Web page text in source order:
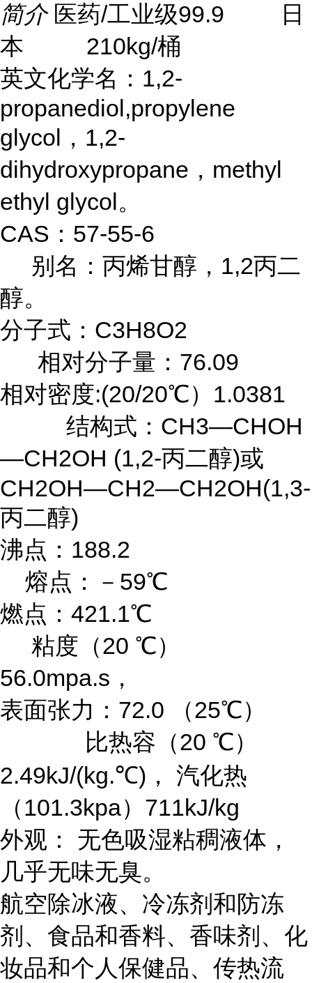
简介 医药/工业级99.9 日
本 210kg/桶
英文化学名：1,2-
propanediol,propylene
glycol，1,2-
dihydroxypropane，methyl
ethyl glycol。
CAS：57-55-6
别名：丙烯甘醇，1,2丙二
醇。
分子式：C3H8O2
相对分子量：76.09
相对密度:(20/20℃）1.0381
结构式：CH3—CHOH
—CH2OH (1,2-丙二醇)或
CH2OH—CH2—CH2OH(1,3-
丙二醇)
沸点：188.2
熔点：－59℃
燃点：421.1℃
粘度（20 ℃）
56.0mpa.s，
表面张力：72.0 （25℃）
比热容（20 ℃）
2.49kJ/(kg.℃)， 汽化热
（101.3kpa）711kJ/kg
外观： 无色吸湿粘稠液体，
几乎无味无臭。
航空除冰液、冷冻剂和防冻
剂、食品和香料、香味剂、化
妆品和个人保健品、传热流